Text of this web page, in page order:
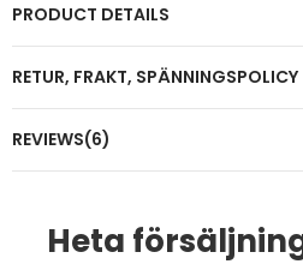
PRODUCT DETAILS
RETUR, FRAKT, SPÄNNINGSPOLICY
REVIEWS(6)
Heta